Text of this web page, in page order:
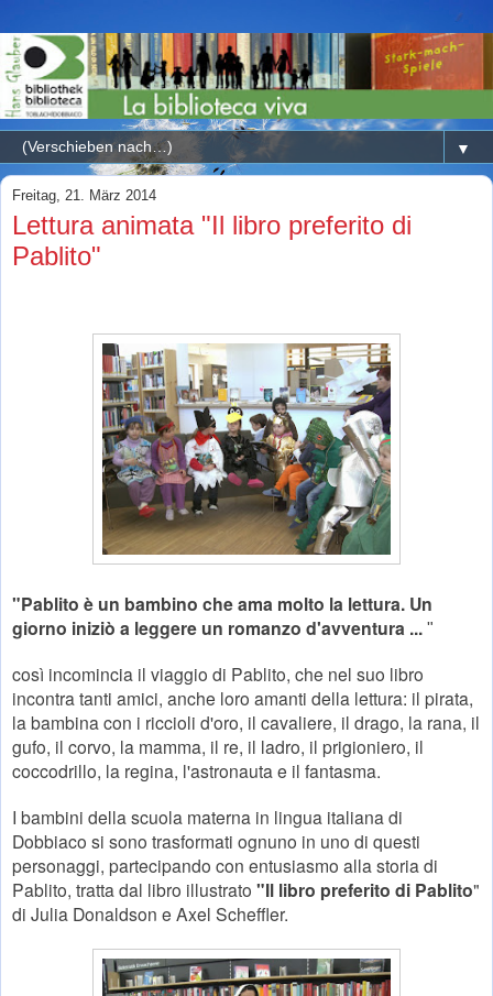
▼
Freitag, 21. März 2014
Lettura animata "Il libro preferito di
Pablito"
"Pablito è un bambino che ama molto la lettura. Un
giorno iniziò a leggere un romanzo d'avventura ... "
così incomincia il viaggio di Pablito, che nel suo libro
incontra tanti amici, anche loro amanti della lettura: il pirata,
la bambina con i riccioli d'oro, il cavaliere, il drago, la rana, il
gufo, il corvo, la mamma, il re, il ladro, il prigioniero, il
coccodrillo, la regina, l'astronauta e il fantasma.
I bambini della scuola materna in lingua italiana di
Dobbiaco si sono trasformati ognuno in uno di questi
personaggi, partecipando con entusiasmo alla storia di
Pablito, tratta dal libro illustrato "Il libro preferito di Pablito"
di Julia Donaldson e Axel Scheffler.